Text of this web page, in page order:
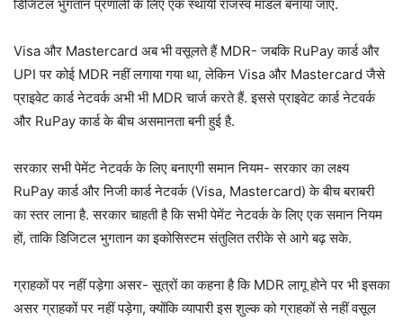
डिजिटल भुगतान प्रणाली के लिए एक स्थायी राजस्व मॉडल बनाया जाए.
Visa और Mastercard अब भी वसूलते हैं MDR- जबकि RuPay कार्ड और
UPI पर कोई MDR नहीं लगाया गया था, लेकिन Visa और Mastercard जैसे
प्राइवेट कार्ड नेटवर्क अभी भी MDR चार्ज करते हैं. इससे प्राइवेट कार्ड नेटवर्क
और RuPay कार्ड के बीच असमानता बनी हुई है.
सरकार सभी पेमेंट नेटवर्क के लिए बनाएगी समान नियम- सरकार का लक्ष्य
RuPay कार्ड और निजी कार्ड नेटवर्क (Visa, Mastercard) के बीच बराबरी
का स्तर लाना है. सरकार चाहती है कि सभी पेमेंट नेटवर्क के लिए एक समान नियम
हों, ताकि डिजिटल भुगतान का इकोसिस्टम संतुलित तरीके से आगे बढ़ सके.
ग्राहकों पर नहीं पड़ेगा असर- सूत्रों का कहना है कि MDR लागू होने पर भी इसका
असर ग्राहकों पर नहीं पड़ेगा, क्योंकि व्यापारी इस शुल्क को ग्राहकों से नहीं वसूल